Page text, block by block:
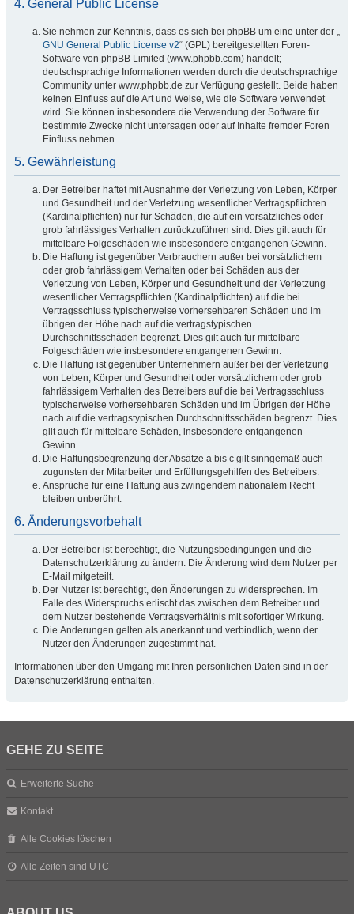
4. General Public License
Sie nehmen zur Kenntnis, dass es sich bei phpBB um eine unter der „
GNU General Public License v2“ (GPL) bereitgestellten Foren-
Software von phpBB Limited (www.phpbb.com) handelt;
deutschsprachige Informationen werden durch die deutschsprachige
Community unter www.phpbb.de zur Verfügung gestellt. Beide haben
keinen Einfluss auf die Art und Weise, wie die Software verwendet
wird. Sie können insbesondere die Verwendung der Software für
bestimmte Zwecke nicht untersagen oder auf Inhalte fremder Foren
Einfluss nehmen.
5. Gewährleistung
Der Betreiber haftet mit Ausnahme der Verletzung von Leben, Körper
und Gesundheit und der Verletzung wesentlicher Vertragspflichten
(Kardinalpflichten) nur für Schäden, die auf ein vorsätzliches oder
grob fahrlässiges Verhalten zurückzuführen sind. Dies gilt auch für
mittelbare Folgeschäden wie insbesondere entgangenen Gewinn.
Die Haftung ist gegenüber Verbrauchern außer bei vorsätzlichem
oder grob fahrlässigem Verhalten oder bei Schäden aus der
Verletzung von Leben, Körper und Gesundheit und der Verletzung
wesentlicher Vertragspflichten (Kardinalpflichten) auf die bei
Vertragsschluss typischerweise vorhersehbaren Schäden und im
übrigen der Höhe nach auf die vertragstypischen
Durchschnittsschäden begrenzt. Dies gilt auch für mittelbare
Folgeschäden wie insbesondere entgangenen Gewinn.
Die Haftung ist gegenüber Unternehmern außer bei der Verletzung
von Leben, Körper und Gesundheit oder vorsätzlichem oder grob
fahrlässigem Verhalten des Betreibers auf die bei Vertragsschluss
typischerweise vorhersehbaren Schäden und im Übrigen der Höhe
nach auf die vertragstypischen Durchschnittsschäden begrenzt. Dies
gilt auch für mittelbare Schäden, insbesondere entgangenen
Gewinn.
Die Haftungsbegrenzung der Absätze a bis c gilt sinngemäß auch
zugunsten der Mitarbeiter und Erfüllungsgehilfen des Betreibers.
Ansprüche für eine Haftung aus zwingendem nationalem Recht
bleiben unberührt.
6. Änderungsvorbehalt
Der Betreiber ist berechtigt, die Nutzungsbedingungen und die
Datenschutzerklärung zu ändern. Die Änderung wird dem Nutzer per
E-Mail mitgeteilt.
Der Nutzer ist berechtigt, den Änderungen zu widersprechen. Im
Falle des Widerspruchs erlischt das zwischen dem Betreiber und
dem Nutzer bestehende Vertragsverhältnis mit sofortiger Wirkung.
Die Änderungen gelten als anerkannt und verbindlich, wenn der
Nutzer den Änderungen zugestimmt hat.
Informationen über den Umgang mit Ihren persönlichen Daten sind in der
Datenschutzerklärung enthalten.
GEHE ZU SEITE
Erweiterte Suche
Kontakt
Alle Cookies löschen
Alle Zeiten sind UTC